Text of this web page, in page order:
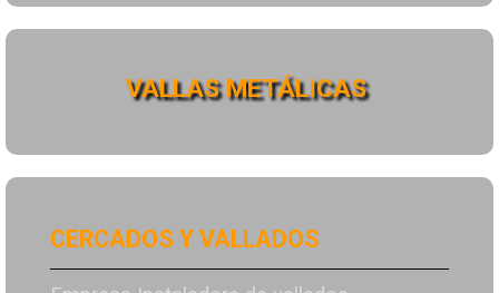
VALLAS METÁLICAS
CERCADOS Y VALLADOS